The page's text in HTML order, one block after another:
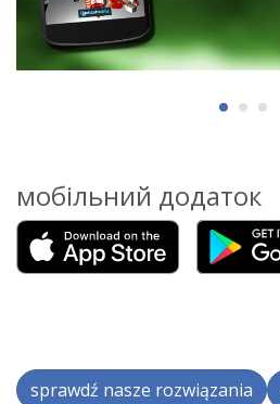
мобільний додаток
sprawdź nasze rozwiązania